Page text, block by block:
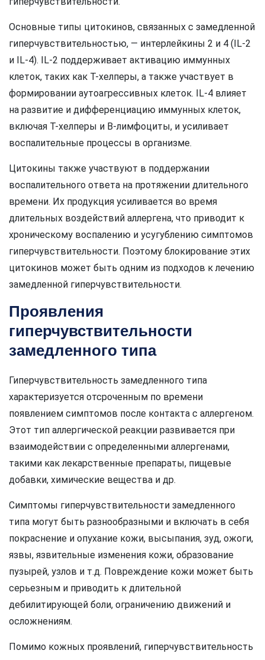
Основные типы цитокинов, связанных с замедленной
гиперчувствительностью, — интерлейкины 2 и 4 (IL-2
и IL-4). IL-2 поддерживает активацию иммунных
клеток, таких как Т-хелперы, а также участвует в
формировании аутоагрессивных клеток. IL-4 влияет
на развитие и дифференциацию иммунных клеток,
включая Т-хелперы и В-лимфоциты, и усиливает
воспалительные процессы в организме.
Цитокины также участвуют в поддержании
воспалительного ответа на протяжении длительного
времени. Их продукция усиливается во время
длительных воздействий аллергена, что приводит к
хроническому воспалению и усугублению симптомов
гиперчувствительности. Поэтому блокирование этих
цитокинов может быть одним из подходов к лечению
замедленной гиперчувствительности.
Проявления
гиперчувствительности
замедленного типа
Гиперчувствительность замедленного типа
характеризуется отсроченным по времени
появлением симптомов после контакта с аллергеном.
Этот тип аллергической реакции развивается при
взаимодействии с определенными аллергенами,
такими как лекарственные препараты, пищевые
добавки, химические вещества и др.
Симптомы гиперчувствительности замедленного
типа могут быть разнообразными и включать в себя
покраснение и опухание кожи, высыпания, зуд, ожоги,
язвы, язвительные изменения кожи, образование
пузырей, узлов и т.д. Повреждение кожи может быть
серьезным и приводить к длительной
дебилитирующей боли, ограничению движений и
осложнениям.
Помимо кожных проявлений, гиперчувствительность